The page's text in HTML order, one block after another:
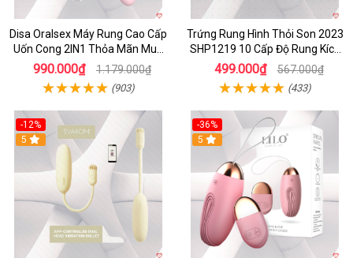
Disa Oralsex Máy Rung Cao Cấp
Uốn Cong 2IN1 Thỏa Mãn Mua
Ngay
990.000₫ 1.179.000₫
(903)
Trứng Rung Hình Thỏi Son 2023
SHP1219 10 Cấp Độ Rung Kích
Thích
499.000₫ 567.000₫
(433)
-12%
5
-36%
5